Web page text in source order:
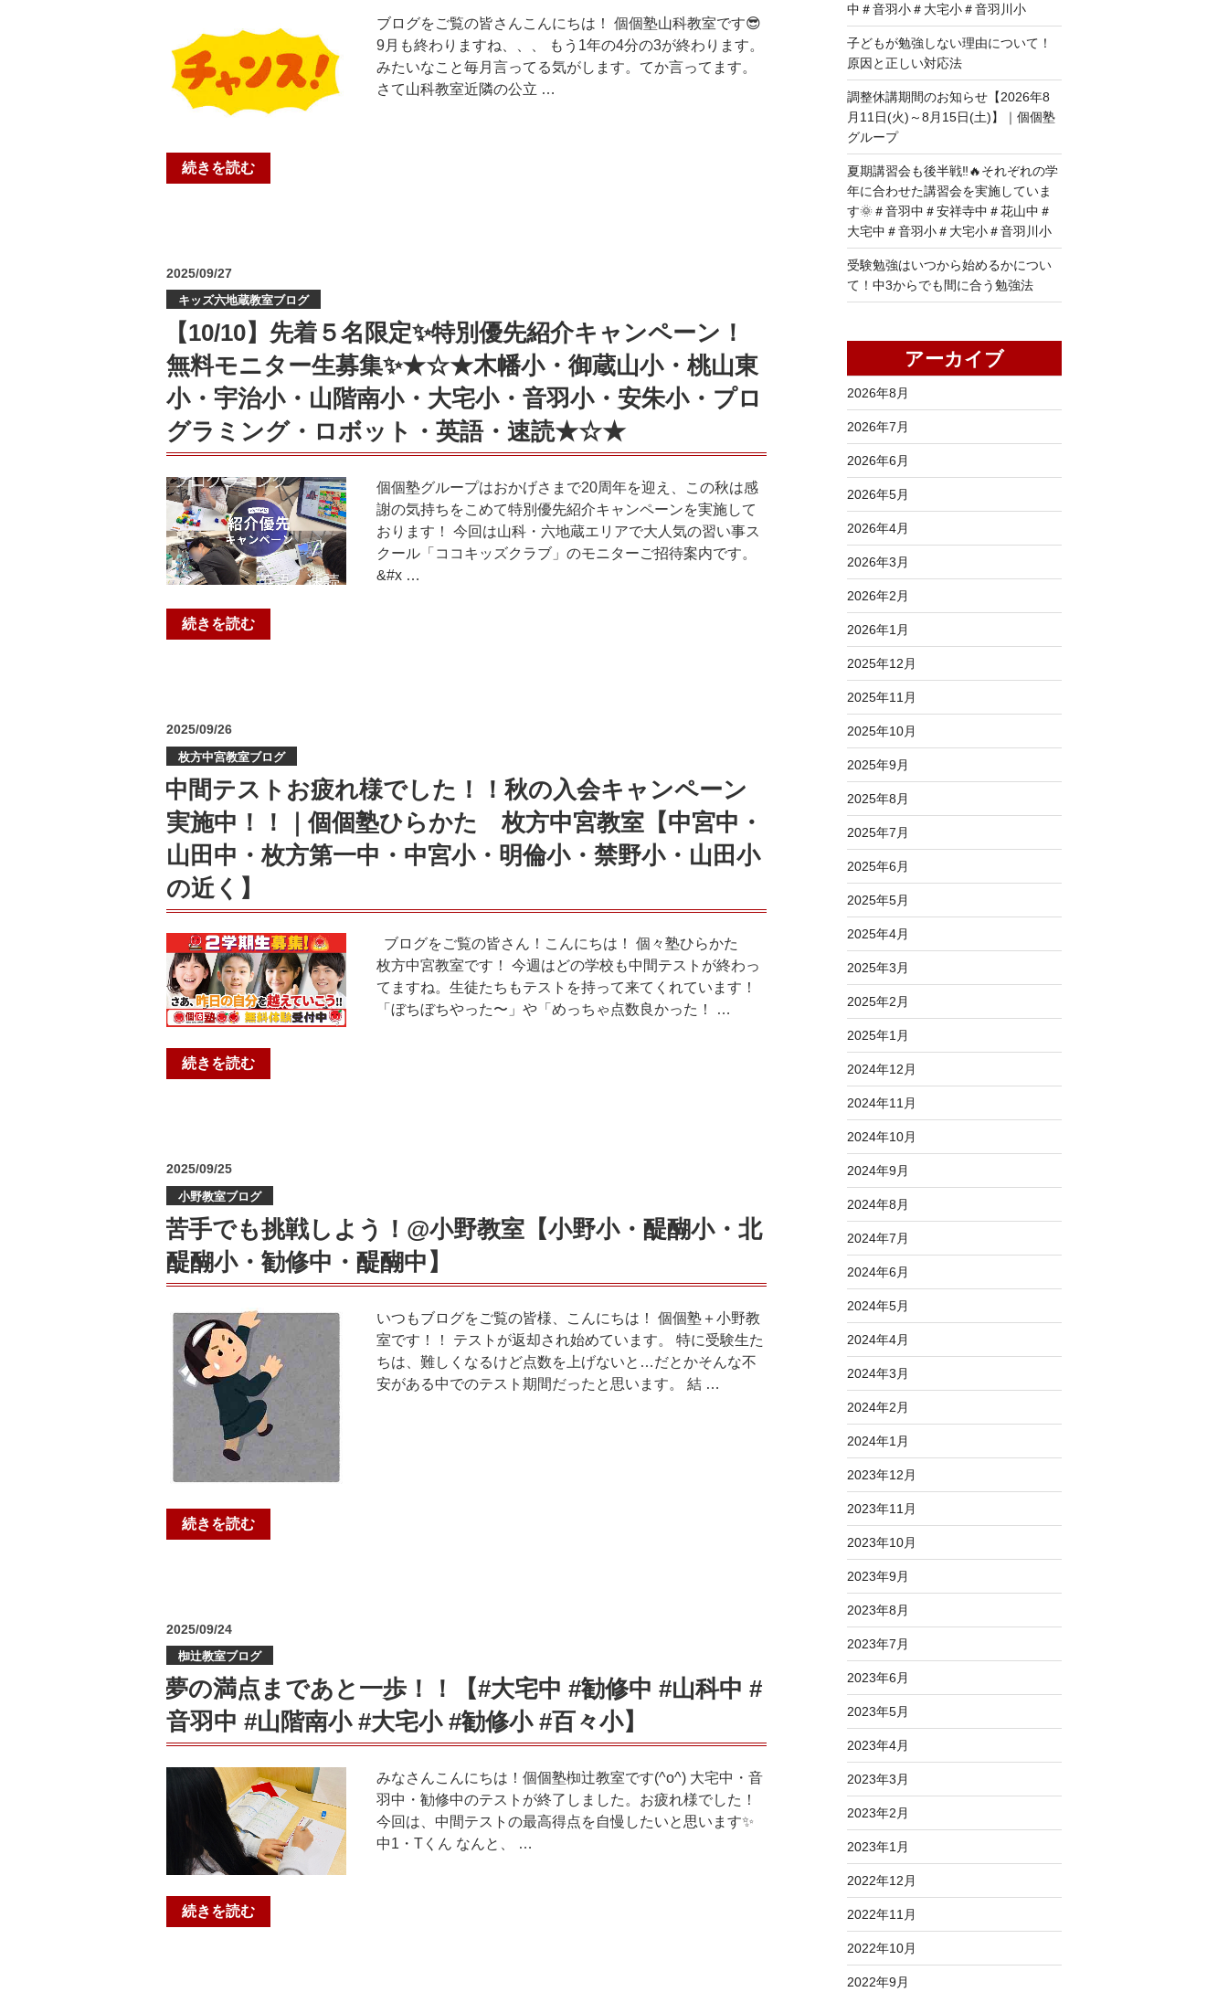
を
一
部、
介
し
＃
音
羽
中
＃
安
祥
寺
花
山
中
＃
大
中”
ブログをご覧の皆さんこんにちは！ 個個塾山科教室です😎
9月も終わりますね、、、 もう1年の4分の3が終わります。
みたいなこと毎月言ってる気がします。てか言ってます。
さて山科教室近隣の公立 …
“今
が
な
ん
で
す！！
個
塾
山
科
教
室
（安
祥
寺
中・
音
羽
皇
子
山
中・
安
朱
小・
音
羽
川
小・
陵
ヶ
岡
藤
高・
桂
高・
日
吉
ヶ
高・
鴨
沂
桃
の
続きを読む
投
2025/09/27
キッズ六地蔵教室ブログ
【10/10】先着５名限定✨特別優先紹介キャンペーン！
無料モニター生募集✨★☆★木幡小・御蔵山小・桃山東
小・宇治小・山階南小・大宅小・音羽小・安朱小・プロ
グラミング・ロボット・英語・速読★☆★
個個塾グループはおかげさまで20周年を迎え、この秋は感
謝の気持ちをこめて特別優先紹介キャンペーンを実施して
おります！ 今回は山科・六地蔵エリアで大人気の習い事ス
クール「ココキッズクラブ」のモニターご招待案内です。
&#x …
“【10/10】
先
限
定
✨
特
別
優
先
紹
介
キ
ャ
ン
ペ
ー
無
料
ー
生
募
集
✨★☆★
木
小・
御
蔵
山
小・
宇
治
南
小・
大
宅
小・
音
朱
小・
プ
ロ
グ
続きを読む
投
日:
2025/09/26
枚方中宮教室ブログ
中間テストお疲れ様でした！！秋の入会キャンペーン
実施中！！｜個個塾ひらかた 枚方中宮教室【中宮中・
山田中・枚方第一中・中宮小・明倫小・禁野小・山田小
の近く】
ブログをご覧の皆さん！こんにちは！ 個々塾ひらかた
枚方中宮教室です！ 今週はどの学校も中間テストが終わっ
てますね。生徒たちもテストを持って来てくれています！
「ぼちぼちやった〜」や「めっちゃ点数良かった！ …
“中
間
お
疲
れ
様
で
し
秋
の
入
会
キ
ペ
ン
実
個
個
塾
ひ
ら
か
た
中
教
室
【中
続きを読む
投
2025/09/25
小野教室ブログ
苦手でも挑戦しよう！@小野教室【小野小・醍醐小・北
醍醐小・勧修中・醍醐中】
いつもブログをご覧の皆様、こんにちは！ 個個塾＋小野教
室です！！ テストが返却され始めています。 特に受験生た
ちは、難しくなるけど点数を上げないと…だとかそんな不
安がある中でのテスト期間だったと思います。 結 …
“苦
手
戦
し
よ
う！
@
小
野
【小
小・
醍
醐
続きを読む
投
日:
2025/09/24
椥辻教室ブログ
夢の満点まであと一歩！！【#大宅中 #勧修中 #山科中 #
音羽中 #山階南小 #大宅小 #勧修小 #百々小】
みなさんこんにちは！個個塾椥辻教室です(^o^) 大宅中・音
羽中・勧修中のテストが終了しました。お疲れ様でした！
今回は、中間テストの最高得点を自慢したいと思います✨️
中1・Tくん なんと、 …
“夢
の
続きを読む
中＃音羽小＃大宅小＃音羽川小
子どもが勉強しない理由について！
原因と正しい対応法
調整休講期間のお知らせ【2026年8
月11日(火)～8月15日(土)】｜個個塾
グループ
夏期講習会も後半戦‼🔥それぞれの学
年に合わせた講習会を実施していま
す🌞＃音羽中＃安祥寺中＃花山中＃
大宅中＃音羽小＃大宅小＃音羽川小
受験勉強はいつから始めるかについ
て！中3からでも間に合う勉強法
アーカイブ
2026年8月
2026年7月
2026年6月
2026年5月
2026年4月
2026年3月
2026年2月
2026年1月
2025年12月
2025年11月
2025年10月
2025年9月
2025年8月
2025年7月
2025年6月
2025年5月
2025年4月
2025年3月
2025年2月
2025年1月
2024年12月
2024年11月
2024年10月
2024年9月
2024年8月
2024年7月
2024年6月
2024年5月
2024年4月
2024年3月
2024年2月
2024年1月
2023年12月
2023年11月
2023年10月
2023年9月
2023年8月
2023年7月
2023年6月
2023年5月
2023年4月
2023年3月
2023年2月
2023年1月
2022年12月
2022年11月
2022年10月
2022年9月